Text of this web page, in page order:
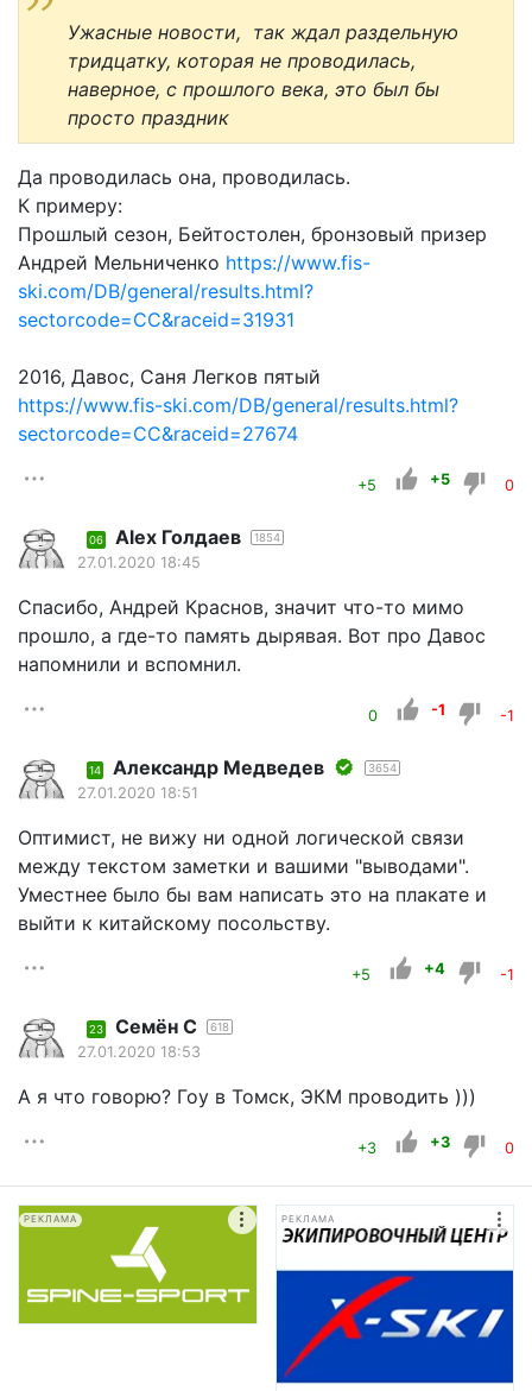
Ужасные новости, так ждал раздельную
тридцатку, которая не проводилась,
наверное, с прошлого века, это был бы
просто праздник
Да проводилась она, проводилась.
К примеру:
Прошлый сезон, Бейтостолен, бронзовый призер
Андрей Мельниченко https://www.fis-
ski.com/DB/general/results.html?
sectorcode=CC&raceid=31931
2016, Давос, Саня Легков пятый
https://www.fis-ski.com/DB/general/results.html?
sectorcode=CC&raceid=27674
+5 +5 0
06 Alex Голдаев 1854
27.01.2020 18:45
Спасибо, Андрей Краснов, значит что-то мимо
прошло, а где-то память дырявая. Вот про Давос
напомнили и вспомнил.
0 -1 -1
14 Александр Медведев 3654
27.01.2020 18:51
Оптимист, не вижу ни одной логической связи
между текстом заметки и вашими "выводами".
Уместнее было бы вам написать это на плакате и
выйти к китайскому посольству.
+5 +4 -1
23 Семён С 618
27.01.2020 18:53
А я что говорю? Гоу в Томск, ЭКМ проводить )))
+3 +3 0
РЕКЛАМА РЕКЛАМА